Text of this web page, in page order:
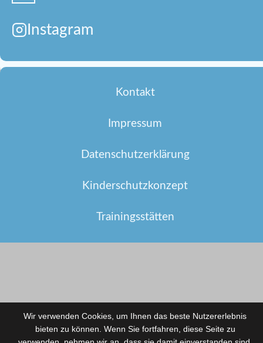
Instagram
Kontakt
Impressum
Datenschutzerklärung
Kinderschutzkonzept
Trainingsstätten
Wir verwenden Cookies, um Ihnen das beste Nutzererlebnis
bieten zu können. Wenn Sie fortfahren, diese Seite zu